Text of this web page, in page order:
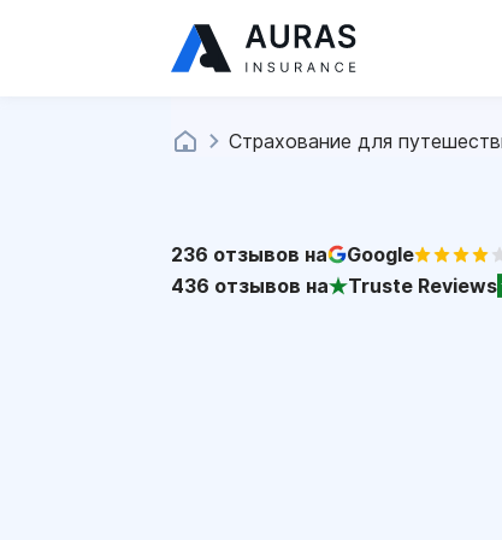
Страхование для
236 отзывов на
Google
436 отзывов на Truste Reviews